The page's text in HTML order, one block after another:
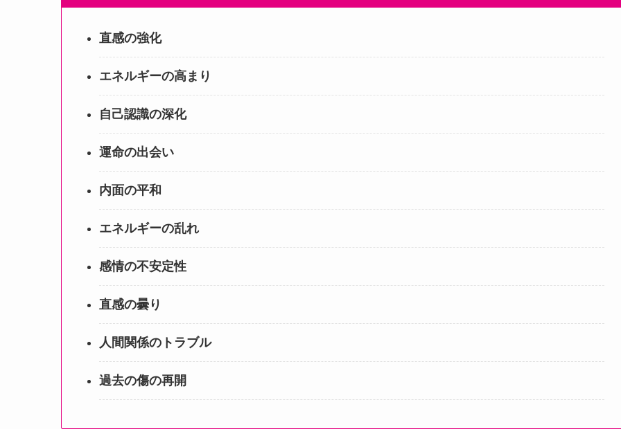
直感の強化
エネルギーの高まり
自己認識の深化
運命の出会い
内面の平和
エネルギーの乱れ
感情の不安定性
直感の曇り
人間関係のトラブル
過去の傷の再開